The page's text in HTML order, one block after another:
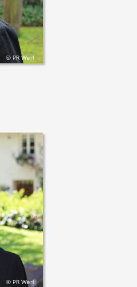
© PR Werl
© PR Werl